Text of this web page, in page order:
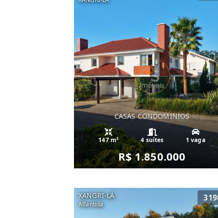
CASAS CONDOMINIOS
147 m² 4 suítes 1 vaga
R$ 1.850.000
XANGRI-LÁ
Atlantida